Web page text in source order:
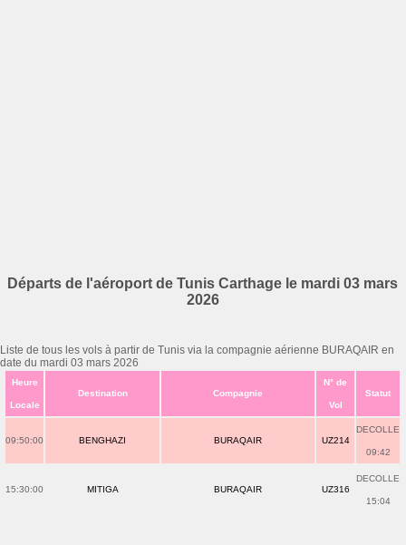
Départs de l'aéroport de Tunis Carthage le mardi 03 mars
2026
Liste de tous les vols à partir de Tunis via la compagnie aérienne BURAQAIR en
date du mardi 03 mars 2026
Heure
Locale
Destination Compagnie
N° de
Vol
Statut
09:50:00 BENGHAZI BURAQAIR UZ214
DECOLLE
09:42
15:30:00 MITIGA BURAQAIR UZ316
DECOLLE
15:04